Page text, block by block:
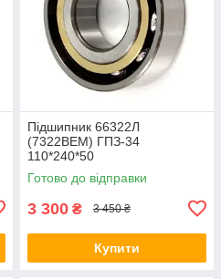
Підшипник 66322Л
(7322ВЕМ) ГПЗ-34
110*240*50
Готово до відправки
3 300 ₴ 3 450 ₴
Купити